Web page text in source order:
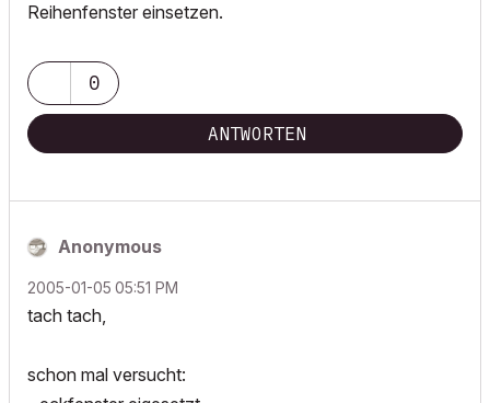
Reihenfenster einsetzen.
0
ANTWORTEN
Anonymous
‎2005-01-05 05:51 PM
tach tach,
schon mal versucht: